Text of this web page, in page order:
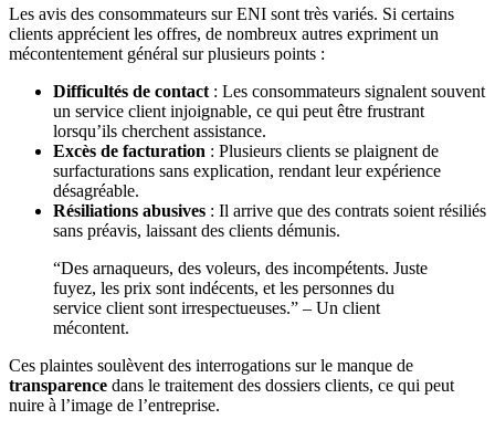
Les avis des consommateurs sur ENI sont très variés. Si certains
clients apprécient les offres, de nombreux autres expriment un
mécontentement général sur plusieurs points :
Difficultés de contact : Les consommateurs signalent souvent
un service client injoignable, ce qui peut être frustrant
lorsqu’ils cherchent assistance.
Excès de facturation : Plusieurs clients se plaignent de
surfacturations sans explication, rendant leur expérience
désagréable.
Résiliations abusives : Il arrive que des contrats soient résiliés
sans préavis, laissant des clients démunis.
“Des arnaqueurs, des voleurs, des incompétents. Juste
fuyez, les prix sont indécents, et les personnes du
service client sont irrespectueuses.” – Un client
mécontent.
Ces plaintes soulèvent des interrogations sur le manque de
transparence dans le traitement des dossiers clients, ce qui peut
nuire à l’image de l’entreprise.